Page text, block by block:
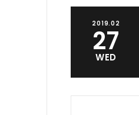
2019.02
27
WED